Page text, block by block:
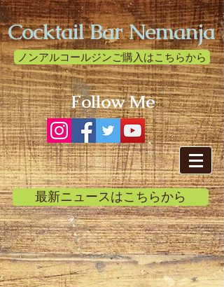
Cocktail Bar Nemanja
ノンアルコールジンご購入はこちらから
Follow Me
最新ニュースはこちらから
>